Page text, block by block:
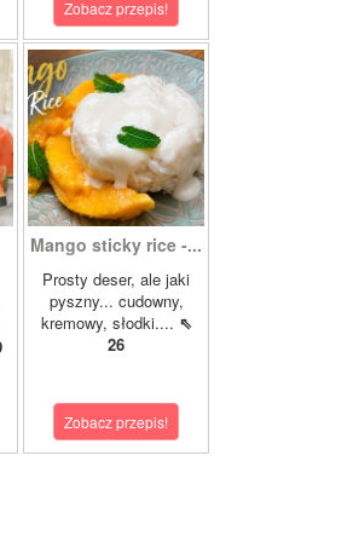
Zobacz przepis!
Mango sticky rice -...
Prosty deser, ale jaki
pyszny... cudowny,
kremowy, słodki.... ⇖
26
Zobacz przepis!